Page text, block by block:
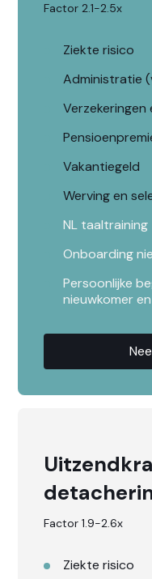
Factor 2.1-2.5x
Ziekte risico
Administratie
Verzekeringen
Vakantiegeld
Werving en
NL taaltraining
Onboarding
Persoonlijke
nieuwkomer
Factor 1.9-2.6x
Ziekte risico